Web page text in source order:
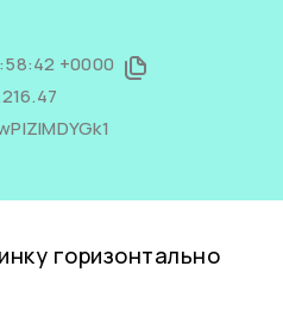
+0000
горизонтально